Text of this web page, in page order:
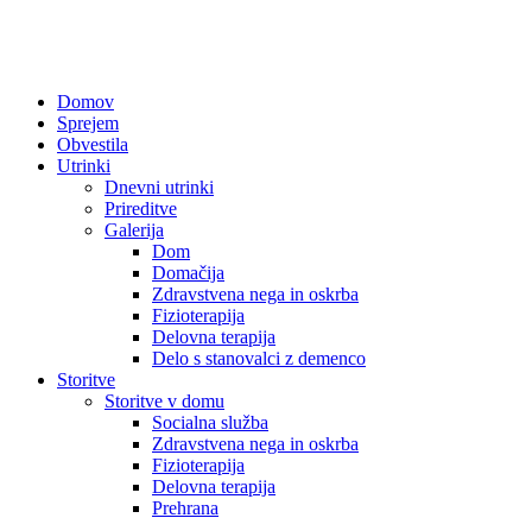
Domov
Sprejem
Obvestila
Utrinki
Dnevni utrinki
Prireditve
Galerija
Dom
Domačija
Zdravstvena nega in oskrba
Fizioterapija
Delovna terapija
Delo s stanovalci z demenco
Storitve
Storitve v domu
Socialna služba
Zdravstvena nega in oskrba
Fizioterapija
Delovna terapija
Prehrana